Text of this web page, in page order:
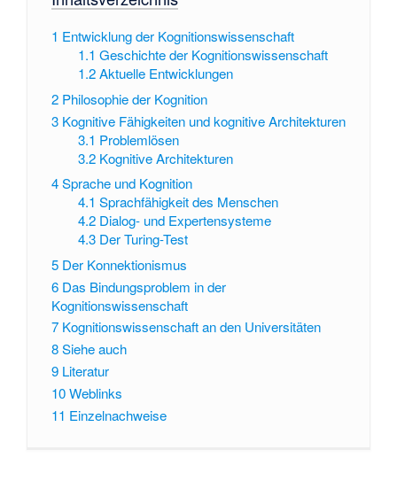
1 Entwicklung der Kognitionswissenschaft
1.1 Geschichte der Kognitionswissenschaft
1.2 Aktuelle Entwicklungen
2 Philosophie der Kognition
3 Kognitive Fähigkeiten und kognitive Architekturen
3.1 Problemlösen
3.2 Kognitive Architekturen
4Sprache und Kognition
4.1 Sprachfähigkeit des Menschen
4.2 Dialog- und Expertensysteme
4.3 Der Turing-Test
5 Der Konnektionismus
6 Das Bindungsproblem in der
Kognitionswissenschaft
7 Kognitionswissenschaft an den Universitäten
8Siehe auch
9 Literatur
10Weblinks
11 Einzelnachweise